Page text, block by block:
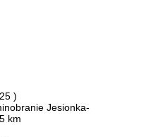
)
Jesionka-
km